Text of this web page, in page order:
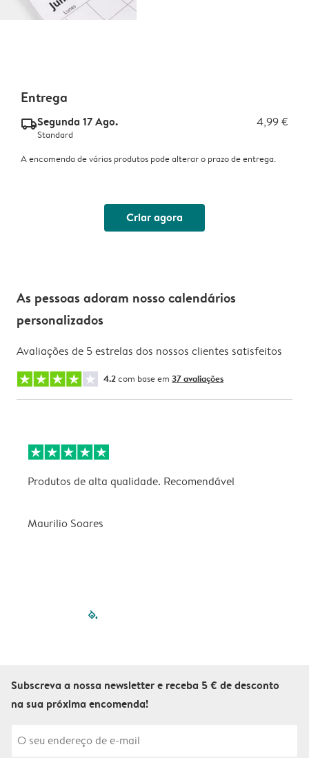
Entrega
delivery_standard_v2Segunda 17 Ago. 4,99 €
Standard
A encomenda de vários produtos pode alterar o prazo de entrega.
Criar agora
As pessoas adoram nosso calendários
personalizados
Avaliações de 5 estrelas dos nossos clientes satisfeitos
4.2com base em 37 avaliações
Produtos de alta qualidade. Recomendável
Maurilio Soares
filled-pagination
Subscreva a nossa newsletter e receba 5 € de desconto
na sua próxima encomenda!